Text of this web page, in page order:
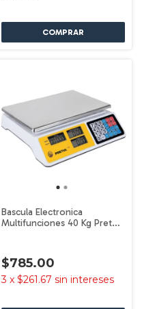
Bascula Electronica
Multifunciones 40 Kg Pretul
$785.00
3 x $261.67 sin intereses